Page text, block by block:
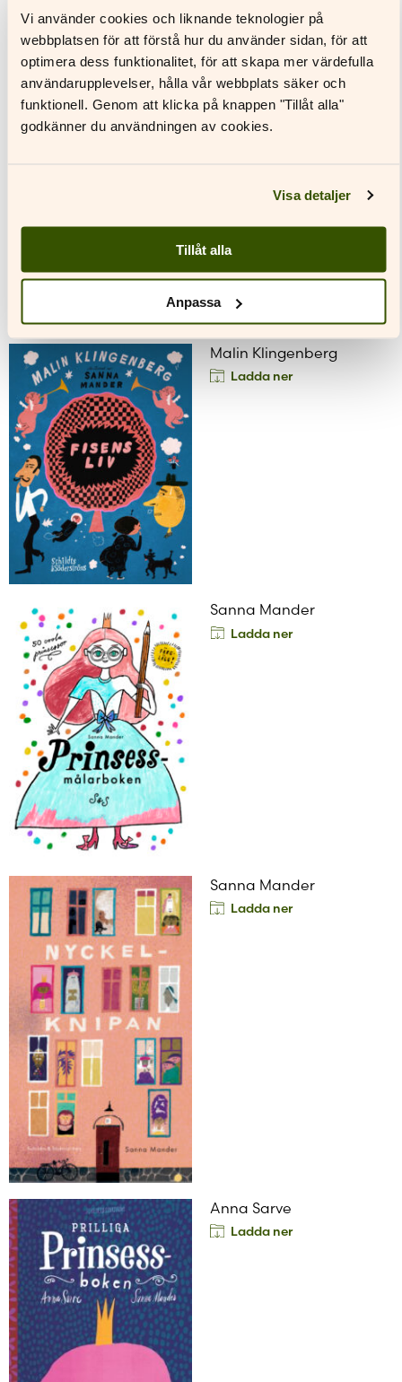
Vi använder cookies och liknande teknologier på
webbplatsen för att förstå hur du använder sidan, för att
optimera dess funktionalitet, för att skapa mer värdefulla
användarupplevelser, hålla vår webbplats säker och
funktionell. Genom att klicka på knappen "Tillåt alla"
godkänner du användningen av cookies.
Visa detaljer
Tillåt alla
Anpassa
Andrei Huhtala
Ladda ner
Malin Klingenberg
Ladda ner
Sanna Mander
Ladda ner
Sanna Mander
Ladda ner
Anna Sarve
Ladda ner